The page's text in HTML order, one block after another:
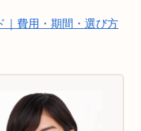
｜費用・期間・選び方